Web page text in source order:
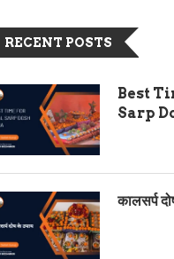
RECENT POSTS
Best
Sarp
कालसर्प